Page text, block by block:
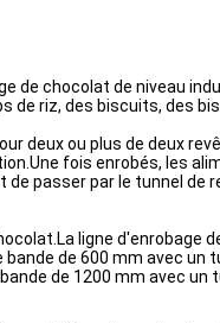
de chocolat de niveau
riz, des biscuits, des
deux ou plus de deux
fois enrobés, les
passer par le tunnel
ligne d'enrobage
de 600 mm avec un
de 1200 mm avec